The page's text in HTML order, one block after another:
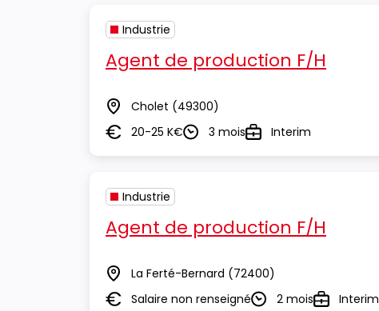
Industrie
Agent de production F/H
Lieu Cholet (49300)
Salaire20-25 K€Durée3 moisTypeInterim
Industrie
Agent de production F/H
Lieu La Ferté-Bernard (72400)
SalaireSalaire non renseignéDurée2 moisTypeInterim